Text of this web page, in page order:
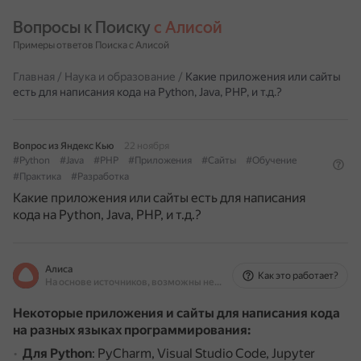
Вопросы к Поиску с Алисой
Примеры ответов Поиска с Алисой
Главная / Наука и образование / Какие приложения или сайты
есть для написания кода на Python, Java, PHP, и т.д.?
Вопрос из Яндекс Кью
22 ноября
#Python
#Java #PHP #Приложения #Сайты
#Обучение
#Практика
#Разработка
Какие приложения или сайты есть для написания
кода на Python, Java, PHP, и т.д.?
Алиса
На основе источников, возможны неточности
Как это работает?
Некоторые приложения и сайты для написания кода
на разных языках программирования:
Для Python: PyCharm, Visual Studio Code, Jupyter